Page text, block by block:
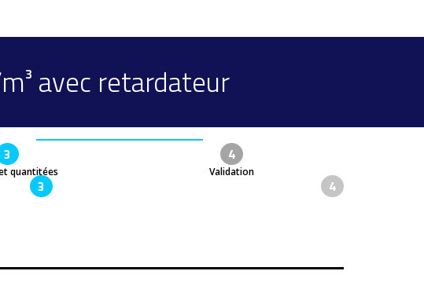
avec retardateur
3
quantitées
4
Validation
3 4